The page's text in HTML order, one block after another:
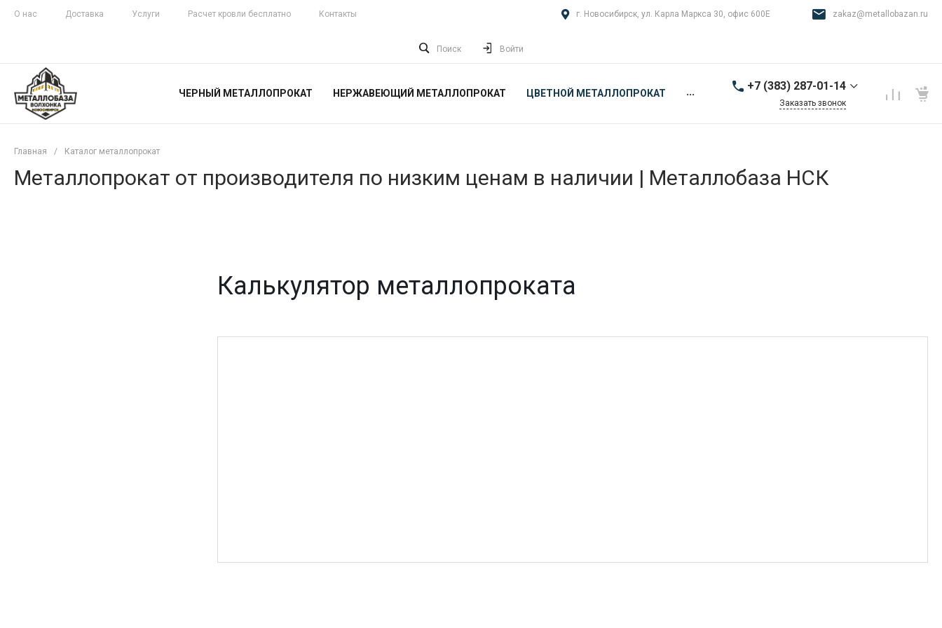
О нас Доставка Услуги Расчет кровли бесплатно Контакты г. Новосибирск, ул. Карла Маркса 30, офис 600Е zakaz@metallobazan.ru
Поиск Войти
ЧЕРНЫЙ МЕТАЛЛОПРОКАТ НЕРЖАВЕЮЩИЙ МЕТАЛЛОПРОКАТ ЦВЕТНОЙ МЕТАЛЛОПРОКАТ ... +7 (383) 287-01-14
9:00-18:00 пн-пт
Заказать звонок
Главная / Каталог металлопрокат
Металлопрокат от производителя по низким ценам в наличии | Металлобаза НСК
Калькулятор металлопроката